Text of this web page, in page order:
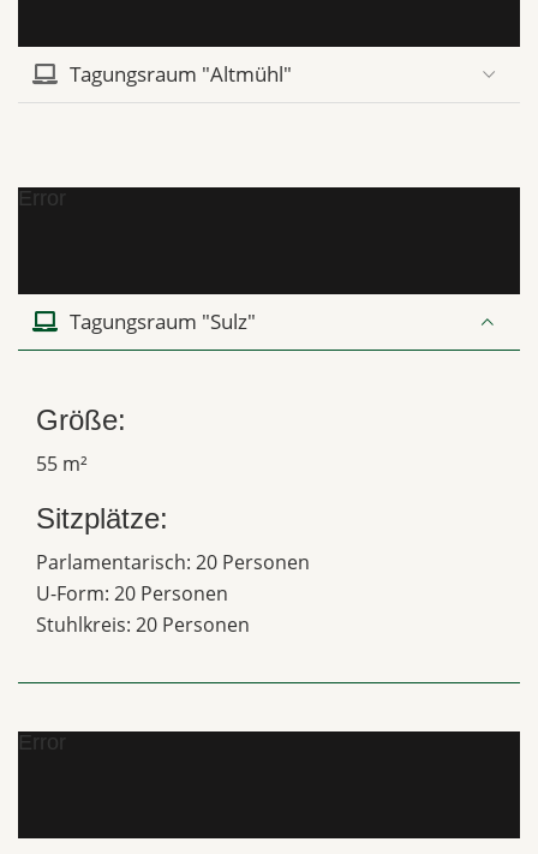
Tagungsraum "Altmühl"
Error
Tagungsraum "Sulz"
Größe:
55 m²
Sitzplätze:
Parlamentarisch: 20 Personen
U-Form: 20 Personen
Stuhlkreis: 20 Personen
Error